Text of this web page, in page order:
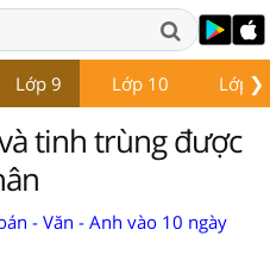
❯
Lớp 9 Lớp 10 Lớp
tinh trùng được
- Văn - Anh vào 10 ngày